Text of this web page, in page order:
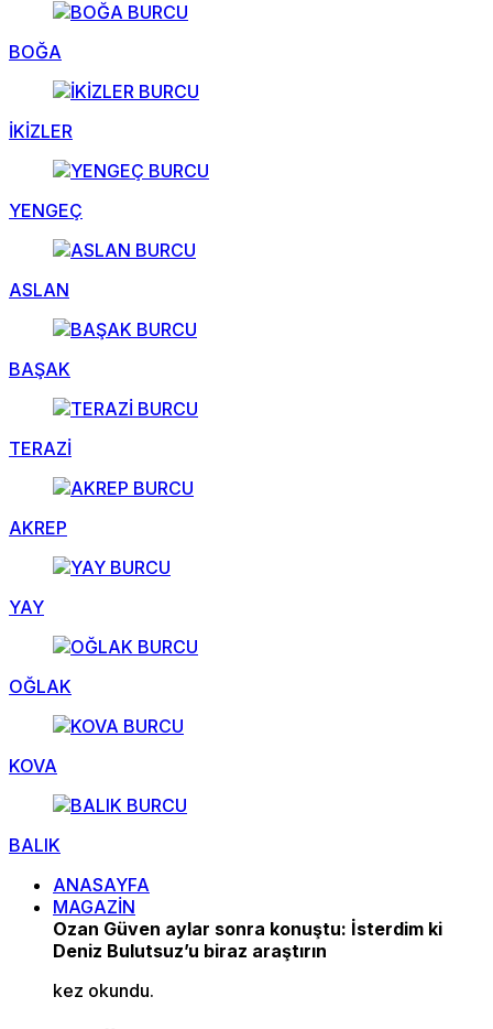
BOĞA
İKİZLER
YENGEÇ
ASLAN
BAŞAK
TERAZİ
AKREP
YAY
OĞLAK
KOVA
BALIK
ANASAYFA
MAGAZİN
Ozan Güven aylar sonra konuştu: İsterdim ki
Deniz Bulutsuz’u biraz araştırın
kez okundu.